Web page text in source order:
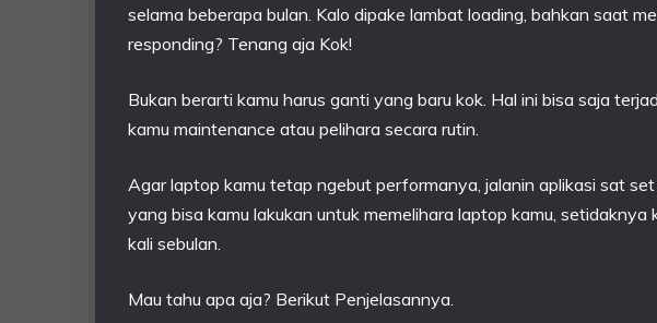
selama beberapa bulan. Kalo dipake lambat loading, bahkan saat
responding? Tenang aja Kok!
Bukan berarti kamu harus ganti yang baru kok. Hal ini bisa saja
kamu maintenance atau pelihara secara rutin.
Agar laptop kamu tetap ngebut performanya, jalanin aplikasi sat
yang bisa kamu lakukan untuk memelihara laptop kamu, setidaknya
kali sebulan.
Mau tahu apa aja? Berikut Penjelasannya.